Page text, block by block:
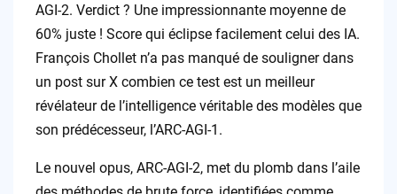
AGI-2. Verdict ? Une impressionnante moyenne de
60% juste ! Score qui éclipse facilement celui des IA.
François Chollet n’a pas manqué de souligner dans
un post sur X combien ce test est un meilleur
révélateur de l’intelligence véritable des modèles que
son prédécesseur, l’ARC-AGI-1.
Le nouvel opus, ARC-AGI-2, met du plomb dans l’aile